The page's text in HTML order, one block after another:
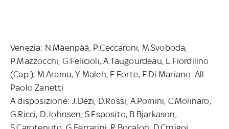
Venezia: N.Mäenpää, P.Ceccaroni, M.Svoboda,
P.Mazzocchi, G.Felicioli, A.Taugourdeau, L.Fiordilino
(Cap.), M.Aramu, Y.Maleh, F.Forte, F.Di Mariano. All:
Paolo Zanetti
A disposizione: J.Dezi, D.Rossi, A.Pomini, C.Molinaro,
G.Ricci, D.Johnsen, S.Esposito, B.Bjarkason,